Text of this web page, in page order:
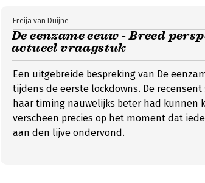
De eenzame eeuw - Breed
actueel vraagstuk
Freija van Duijne
Een uitgebreide bespreking van De
tijdens de eerste lockdowns. De
haar timing nauwelijks beter had kunnen
verscheen precies op het moment dat
aan den lijve ondervond.